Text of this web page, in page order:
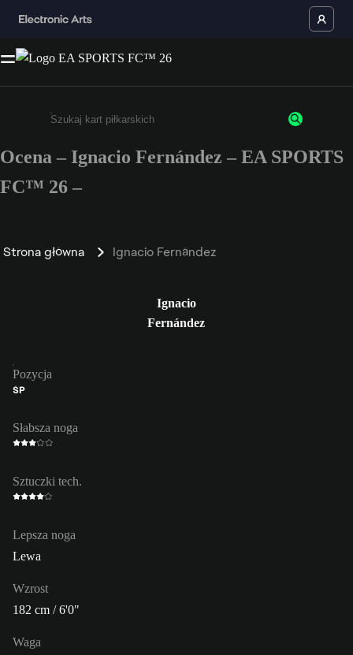
Wpisz co najmniej 3 znaki lub cyfry.
Ocena – Ignacio Fernández – EA SPORTS
FC™ 26 –
Strona główna Ignacio Fernández
Ignacio
Fernández
Pozycja
ŚP
Słabsza noga
Sztuczki tech.
Lepsza noga
Lewa
Wzrost
182 cm / 6'0"
Waga